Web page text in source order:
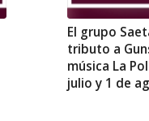
El grupo
tributo a
música La
julio y 1 de